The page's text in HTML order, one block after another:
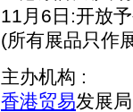
11月6日:开放
(所有展品只作
主办机构 :
香港贸易发展局